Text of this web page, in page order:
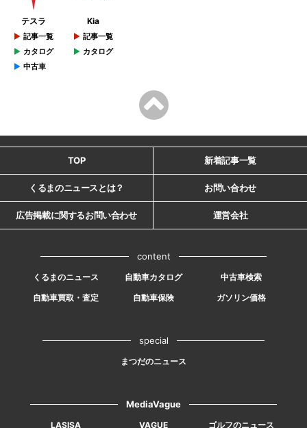
テスラ
記事一覧
カタログ
中古車
Kia
記事一覧
カタログ
TOP 新着記事一覧
くるまのニュースとは？ お問い合わせ
広告掲載に関するお問い合わせ 運営会社
content
くるまのニュース 自動車カタログ
中古車検索
自動車買取・査定
自動車保険 ガソリン価格
special
まつだのニュース
MediaVague
LASISA VAGUE ゴルフのニュース